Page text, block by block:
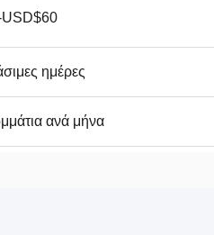
ημέρες
ανά μήνα